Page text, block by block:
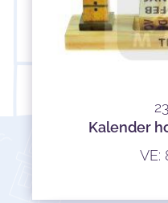
Kalender
VE: